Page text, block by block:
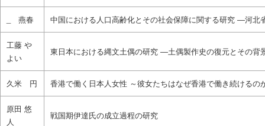
_ 燕春 中国における人口高齢化とその社会保障に関する研究 ―河北
工藤 や
よい
東日本における縄文土偶の研究 ―土偶製作史の復元とその
久米 円 香港で働く日本人女性 ～彼女たちはなぜ香港で働き続けるの
原田 悠
人
戦国期伊達氏の成立過程の研究